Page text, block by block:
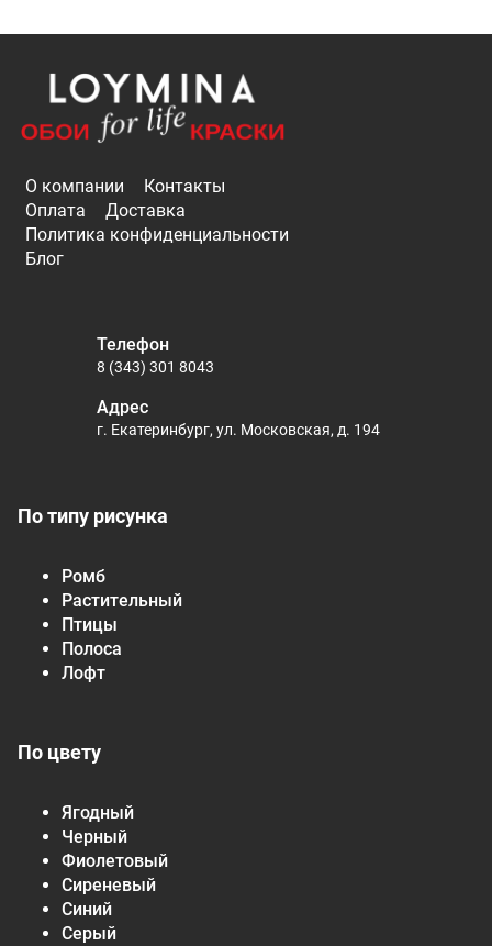
О компании
Контакты
Оплата
Доставка
Политика конфиденциальности
Блог
По типу рисунка
Ромб
Растительный
Птицы
Полоса
Лофт
По цвету
Ягодный
Черный
Фиолетовый
Сиреневый
Синий
Серый
Телефон
8 (343) 301 8043
Адрес
г. Екатеринбург, ул. Московская, д. 194